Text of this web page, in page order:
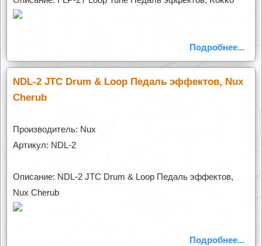
Подробнее...
NDL-2 JTC Drum & Loop Педаль эффектов, Nux
Cherub
Производитель: Nux
Артикул: NDL-2
Описание: NDL-2 JTC Drum & Loop Педаль эффектов,
Nux Cherub
Подробнее...